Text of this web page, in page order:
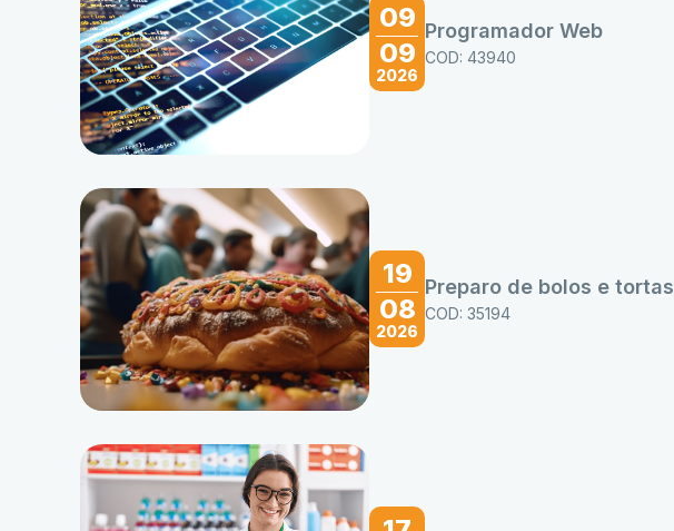
09
09
2026
Programador Web
COD: 43940
19
08
2026
Preparo de bolos e tortas
COD: 35194